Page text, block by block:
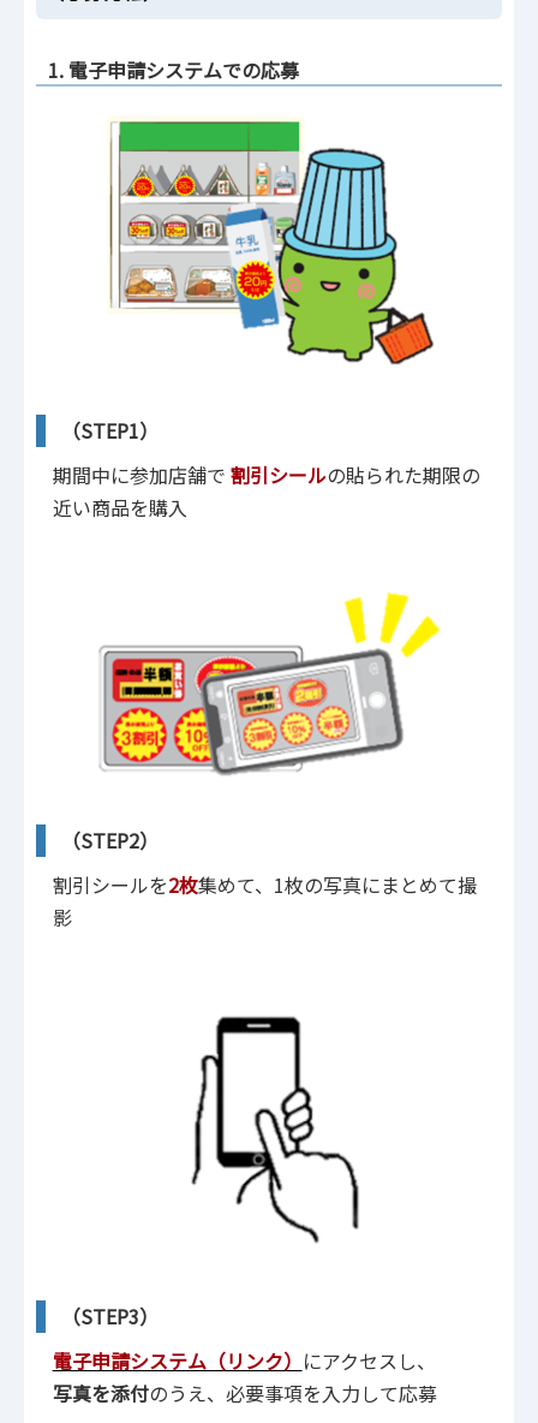
1. 電子申請システムでの応募
（STEP1）
期間中に参加店舗で 割引シールの貼られた期限の
近い商品を購入
（STEP2）
割引シールを2枚集めて、1枚の写真にまとめて撮
影
（STEP3）
電子申請システム（リンク） にアクセスし、
写真を添付のうえ、必要事項を入力して応募